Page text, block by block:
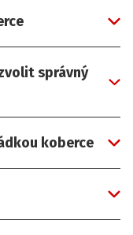
správný
koberce